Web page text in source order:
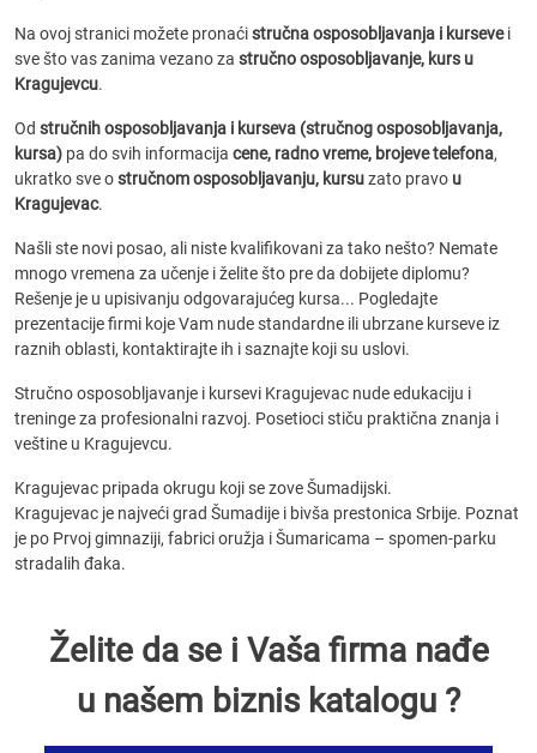
Na ovoj stranici možete pronaćistručna osposobljavanja i kursevei
sve što vas zanima vezano za stručno osposobljavanje, kurs u
Kragujevcu.
Od stručnih osposobljavanja i kurseva (stručnog osposobljavanja,
kursa) pa do svih informacija cene, radno vreme, brojeve telefona,
ukratko sve ostručnom osposobljavanju, kursuzato pravo u
Kragujevac.
Našli ste novi posao, ali niste kvalifikovani za tako nešto? Nemate
mnogo vremena za učenje i želite što pre da dobijete diplomu?
Rešenje je u upisivanju odgovarajućeg kursa... Pogledajte
prezentacije firmi koje Vam nude standardne ili ubrzane kurseve iz
raznih oblasti, kontaktirajte ih i saznajte koji su uslovi.
Stručno osposobljavanje i kursevi Kragujevac nude edukaciju i
treninge za profesionalni razvoj. Posetioci stiču praktična znanja i
veštine u Kragujevcu.
Kragujevac pripada okrugu koji se zove Šumadijski.
Kragujevac je najveći grad Šumadije i bivša prestonica Srbije. Poznat
je po Prvoj gimnaziji, fabrici oružja i Šumaricama – spomen-parku
stradalih đaka.
Želite da se i Vaša firma nađe
u našem biznis katalogu ?